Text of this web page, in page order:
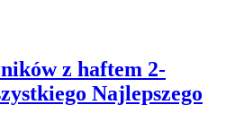
z haftem 2-
Najlepszego